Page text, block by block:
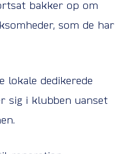
bakker op om
som de har
lokale dedikerede
sig i klubben uanset